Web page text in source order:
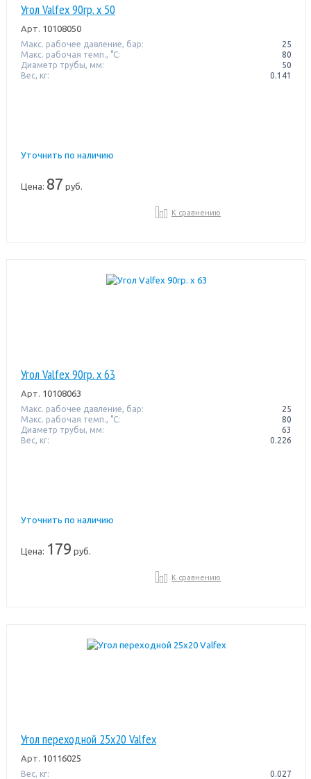
Угол Valfex 90гр. х 50
Арт. 10108050
Макс. рабочее давление, бар:
25
Макс. рабочая темп., °С:
80
Диаметр трубы, мм:
50
Вес, кг:
0.141
Уточнить по наличию
Цена: 87 руб.
К сравнению
Угол Valfex 90гр. х 63
Арт. 10108063
Макс. рабочее давление, бар:
25
Макс. рабочая темп., °С:
80
Диаметр трубы, мм:
63
Вес, кг:
0.226
Уточнить по наличию
Цена: 179 руб.
К сравнению
Угол переходной 25х20 Valfex
Арт. 10116025
Вес, кг: 0.027